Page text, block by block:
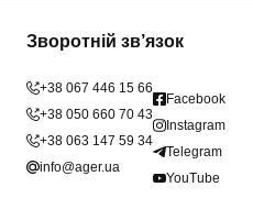
Зворотній зв’язок
+38 067 446 15 66
+38 050 660 70 43
+38 063 147 59 34
info@ager.ua
Facebook
Instagram
Telegram
YouTube